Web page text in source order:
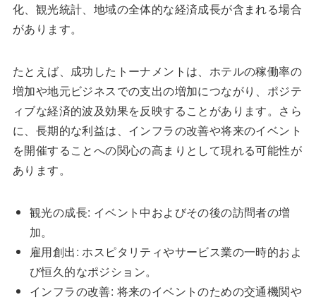
化、観光統計、地域の全体的な経済成長が含まれる場合
があります。
たとえば、成功したトーナメントは、ホテルの稼働率の
増加や地元ビジネスでの支出の増加につながり、ポジテ
ィブな経済的波及効果を反映することがあります。さら
に、長期的な利益は、インフラの改善や将来のイベント
を開催することへの関心の高まりとして現れる可能性が
あります。
観光の成長: イベント中およびその後の訪問者の増
加。
雇用創出: ホスピタリティやサービス業の一時的およ
び恒久的なポジション。
インフラの改善: 将来のイベントのための交通機関や